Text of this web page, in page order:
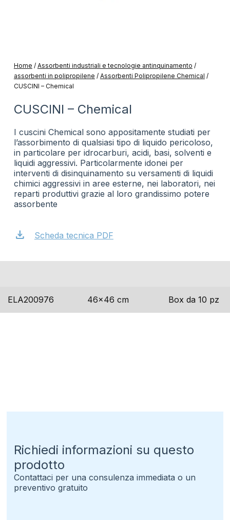
Home / Assorbenti industriali e tecnologie antinquinamento /
assorbenti in polipropilene / Assorbenti Polipropilene Chemical /
CUSCINI – Chemical
CUSCINI – Chemical
I cuscini Chemical sono appositamente studiati per
l’assorbimento di qualsiasi tipo di liquido pericoloso,
in particolare per idrocarburi, acidi, basi, solventi e
liquidi aggressivi. Particolarmente idonei per
interventi di disinquinamento su versamenti di liquidi
chimici aggressivi in aree esterne, nei laboratori, nei
reparti produttivi grazie al loro grandissimo potere
assorbente
download Scheda tecnica PDF
ELA200976 46×46 cm Box da 10 pz
Richiedi informazioni su questo
prodotto
Contattaci per una consulenza immediata o un
preventivo gratuito